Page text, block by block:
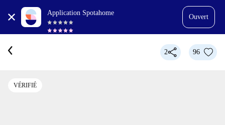
Application Spotahome
Ouvert
2 96
VÉRIFIÉ